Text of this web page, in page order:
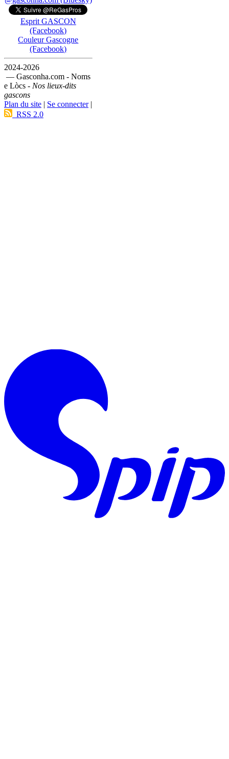
Esprit GASCON
(Facebook)
Couleur Gascogne
(Facebook)
2024-2026
— Gasconha.com - Noms
e Lòcs - Nos lieux-dits
gascons
Plan du site | Se connecter|
RSS 2.0